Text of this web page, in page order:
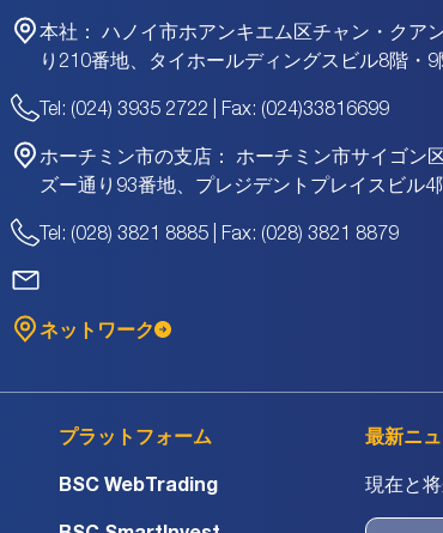
本社：
ハノイ市ホアンキエム区チャン・クア
り210番地、タイホールディングスビル8階・9
Tel: (024) 3935 2722 | Fax: (024)33816699
ホーチミン市の支店：
ホーチミン市サイゴン
ズー通り93番地、プレジデントプレイスビル4
Tel: (028) 3821 8885 | Fax: (028) 3821 8879
ネットワーク
プラットフォーム
BSC WebTrading
最新ニ
現在と